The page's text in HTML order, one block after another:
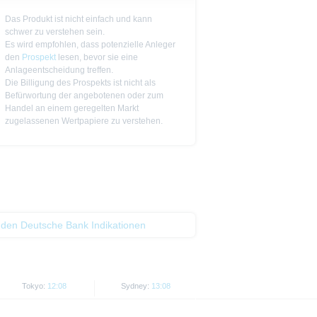
Das Produkt ist nicht einfach und kann
schwer zu verstehen sein.
Es wird empfohlen, dass potenzielle Anleger
den Prospekt lesen, bevor sie eine
Anlageentscheidung treffen.
Die Billigung des Prospekts ist nicht als
Befürwortung der angebotenen oder zum
Handel an einem geregelten Markt
zugelassenen Wertpapiere zu verstehen.
Deutsche Bank Indikationen
Tokyo: 12:08 Sydney: 13:08
ändern kann.
in bestimmten
oder für Rechnung von US-
werden, in denen dies nach
enthaltenen
US-Personen oder in den